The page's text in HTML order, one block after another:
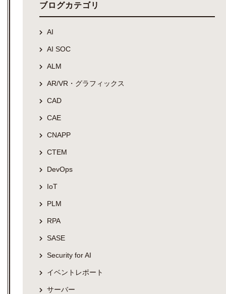
ブログカテゴリ
AI
AI SOC
ALM
AR/VR・グラフィックス
CAD
CAE
CNAPP
CTEM
DevOps
IoT
PLM
RPA
SASE
Security for AI
イベントレポート
サーバー